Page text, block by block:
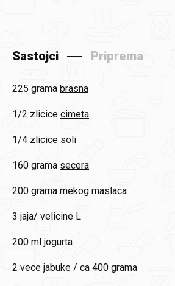
Sastojci Priprema
225 grama brasna
1/2 zlicice cimeta
1/4 zlicice soli
160 grama secera
200 grama mekog maslaca
3 jaja/ velicine L
200 ml jogurta
2 vece jabuke / ca 400 grama